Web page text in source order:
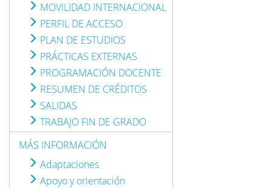
MOVILIDAD INTERNACIONAL
PERFIL DE ACCESO
PLAN DE ESTUDIOS
PRÁCTICAS EXTERNAS
PROGRAMACIÓN DOCENTE
RESUMEN DE CRÉDITOS
SALIDAS
TRABAJO FIN DE GRADO
MÁS INFORMACIÓN
Adaptaciones
Apoyo y orientación